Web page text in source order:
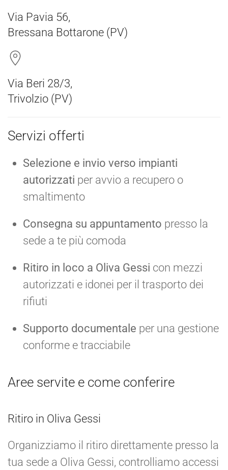
Via Pavia 56,
Bressana Bottarone (PV)
Via Beri 28/3,
Trivolzio (PV)
Servizi offerti
Selezione e invio verso impianti
autorizzati per avvio a recupero o
smaltimento
Consegna su appuntamento presso la
sede a te più comoda
Ritiro in loco a Oliva Gessi con mezzi
autorizzati e idonei per il trasporto dei
rifiuti
Supporto documentale per una gestione
conforme e tracciabile
Aree servite e come conferire
Ritiro in Oliva Gessi
Organizziamo il ritiro direttamente presso la
tua sede a Oliva Gessi, controlliamo accessi